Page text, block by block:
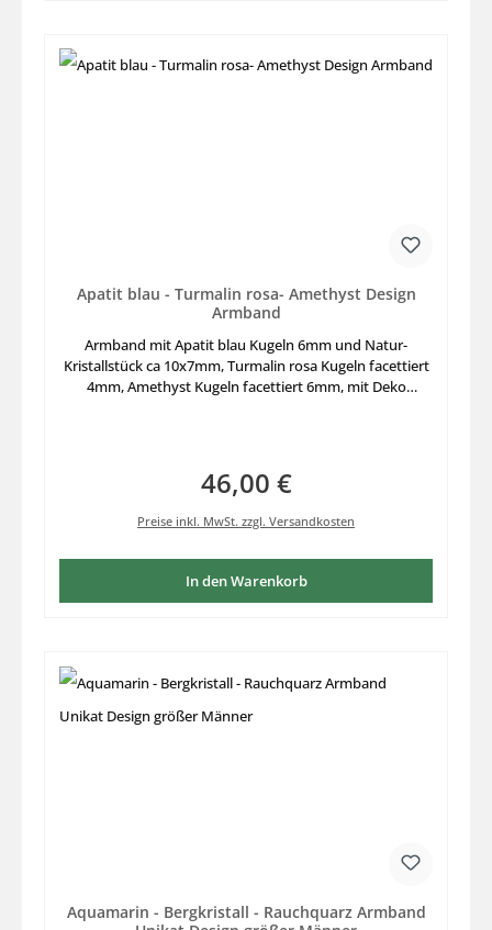
Apatit blau - Turmalin rosa- Amethyst Design
Armband
Armband mit Apatit blau Kugeln 6mm und Natur-
Kristallstück ca 10x7mm, Turmalin rosa Kugeln facettiert
4mm, Amethyst Kugeln facettiert 6mm, mit Deko
Regulärer Preis:
46,00 €
Preise inkl. MwSt. zzgl. Versandkosten
In den Warenkorb
Aquamarin - Bergkristall - Rauchquarz Armband